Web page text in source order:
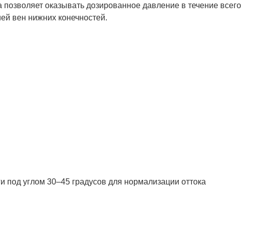
оказывать дозированное давление в течение всего
вен нижних конечностей.
углом 30–45 градусов для нормализации оттока